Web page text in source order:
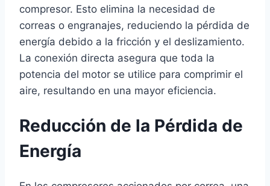
compresor. Esto elimina la necesidad de
correas o engranajes, reduciendo la pérdida de
energía debido a la fricción y el deslizamiento.
La conexión directa asegura que toda la
potencia del motor se utilice para comprimir el
aire, resultando en una mayor eficiencia.
Reducción de la Pérdida de
Energía